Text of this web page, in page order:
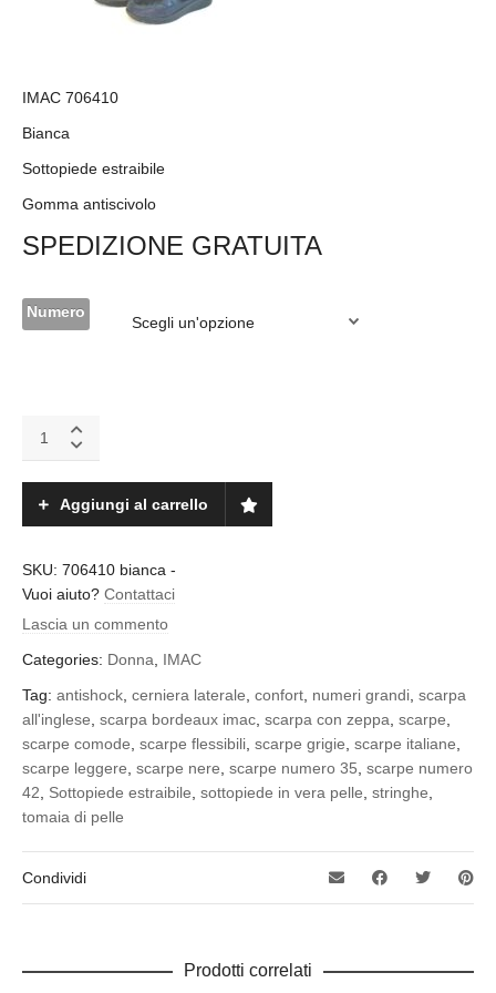
IMAC 706410
Bianca
Sottopiede estraibile
Gomma antiscivolo
SPEDIZIONE GRATUITA
Numero
706410
Aggiungi al carrello
SKU: 706410 bianca -
Vuoi aiuto? Contattaci
Lascia un commento
Categories: Donna, IMAC
Tag: antishock, cerniera laterale, confort, numeri grandi, scarpa
all'inglese, scarpa bordeaux imac, scarpa con zeppa, scarpe,
scarpe comode, scarpe flessibili, scarpe grigie, scarpe italiane,
scarpe leggere, scarpe nere, scarpe numero 35, scarpe numero
42, Sottopiede estraibile, sottopiede in vera pelle, stringhe,
tomaia di pelle
Condividi
Prodotti correlati